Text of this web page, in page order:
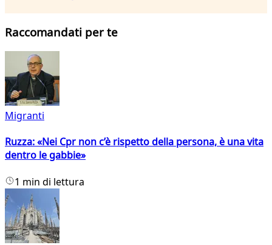
Raccomandati per te
Migranti
Ruzza: «Nei Cpr non c’è rispetto della persona, è una vita
dentro le gabbie»
1 min di lettura